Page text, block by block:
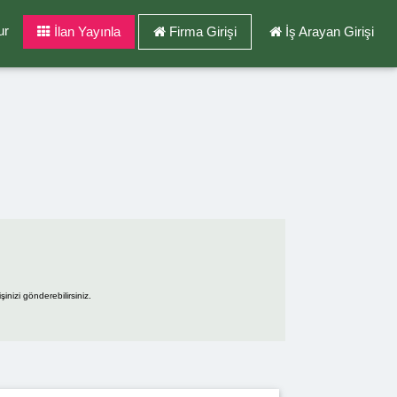
İlan Yayınla Firma Girişi İş Arayan Girişi
gönderebilirsiniz.